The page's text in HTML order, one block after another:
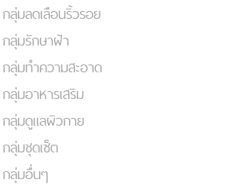
กลุ่มลดเลือนริ้วรอย
กลุ่มรักษาฝ้า
กลุ่มทำความสะอาด
กลุ่มอาหารเสริม
กลุ่มดูแลผิวกาย
กลุ่มชุดเซ็ต
กลุ่มอื่นๆ